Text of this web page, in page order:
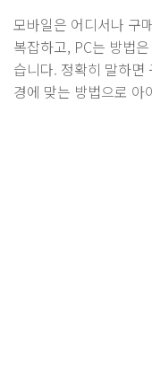
모바일은 어디서나 구
복잡하고, PC는 방법
습니다. 정확히 말하면
경에 맞는 방법으로 아